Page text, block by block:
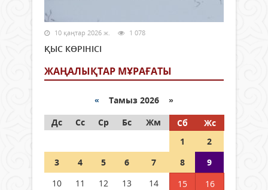
10 қаңтар 2026 ж. 1 078
ҚЫС КӨРІНІСІ
ЖАҢАЛЫҚТАР МҰРАҒАТЫ
« Тамыз 2026 »
Дс
Сс Ср Бс Жм Сб
Жс
1
2
3
4 5 6 7 8
9
10
11 12 13 14 15
16